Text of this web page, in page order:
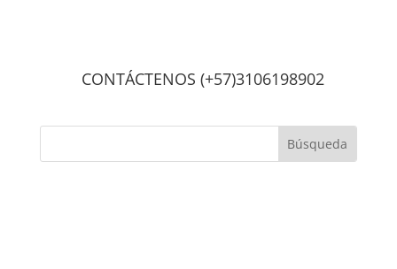
CONTÁCTENOS (+57)3106198902